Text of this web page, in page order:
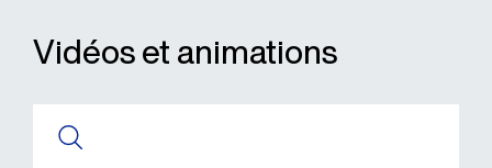
RÉFÉRENCES
Vidéos et animations